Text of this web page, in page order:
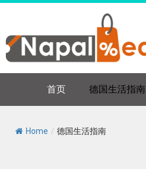
首页 德国生活指南
Home / 德国生活指南